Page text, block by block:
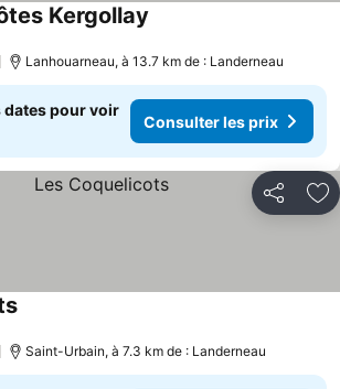
Kergollay
Lanhouarneau, à 13.7 km de : Landerneau
dates pour voir
Consulter les prix
Partager
Saint-Urbain, à 7.3 km de : Landerneau